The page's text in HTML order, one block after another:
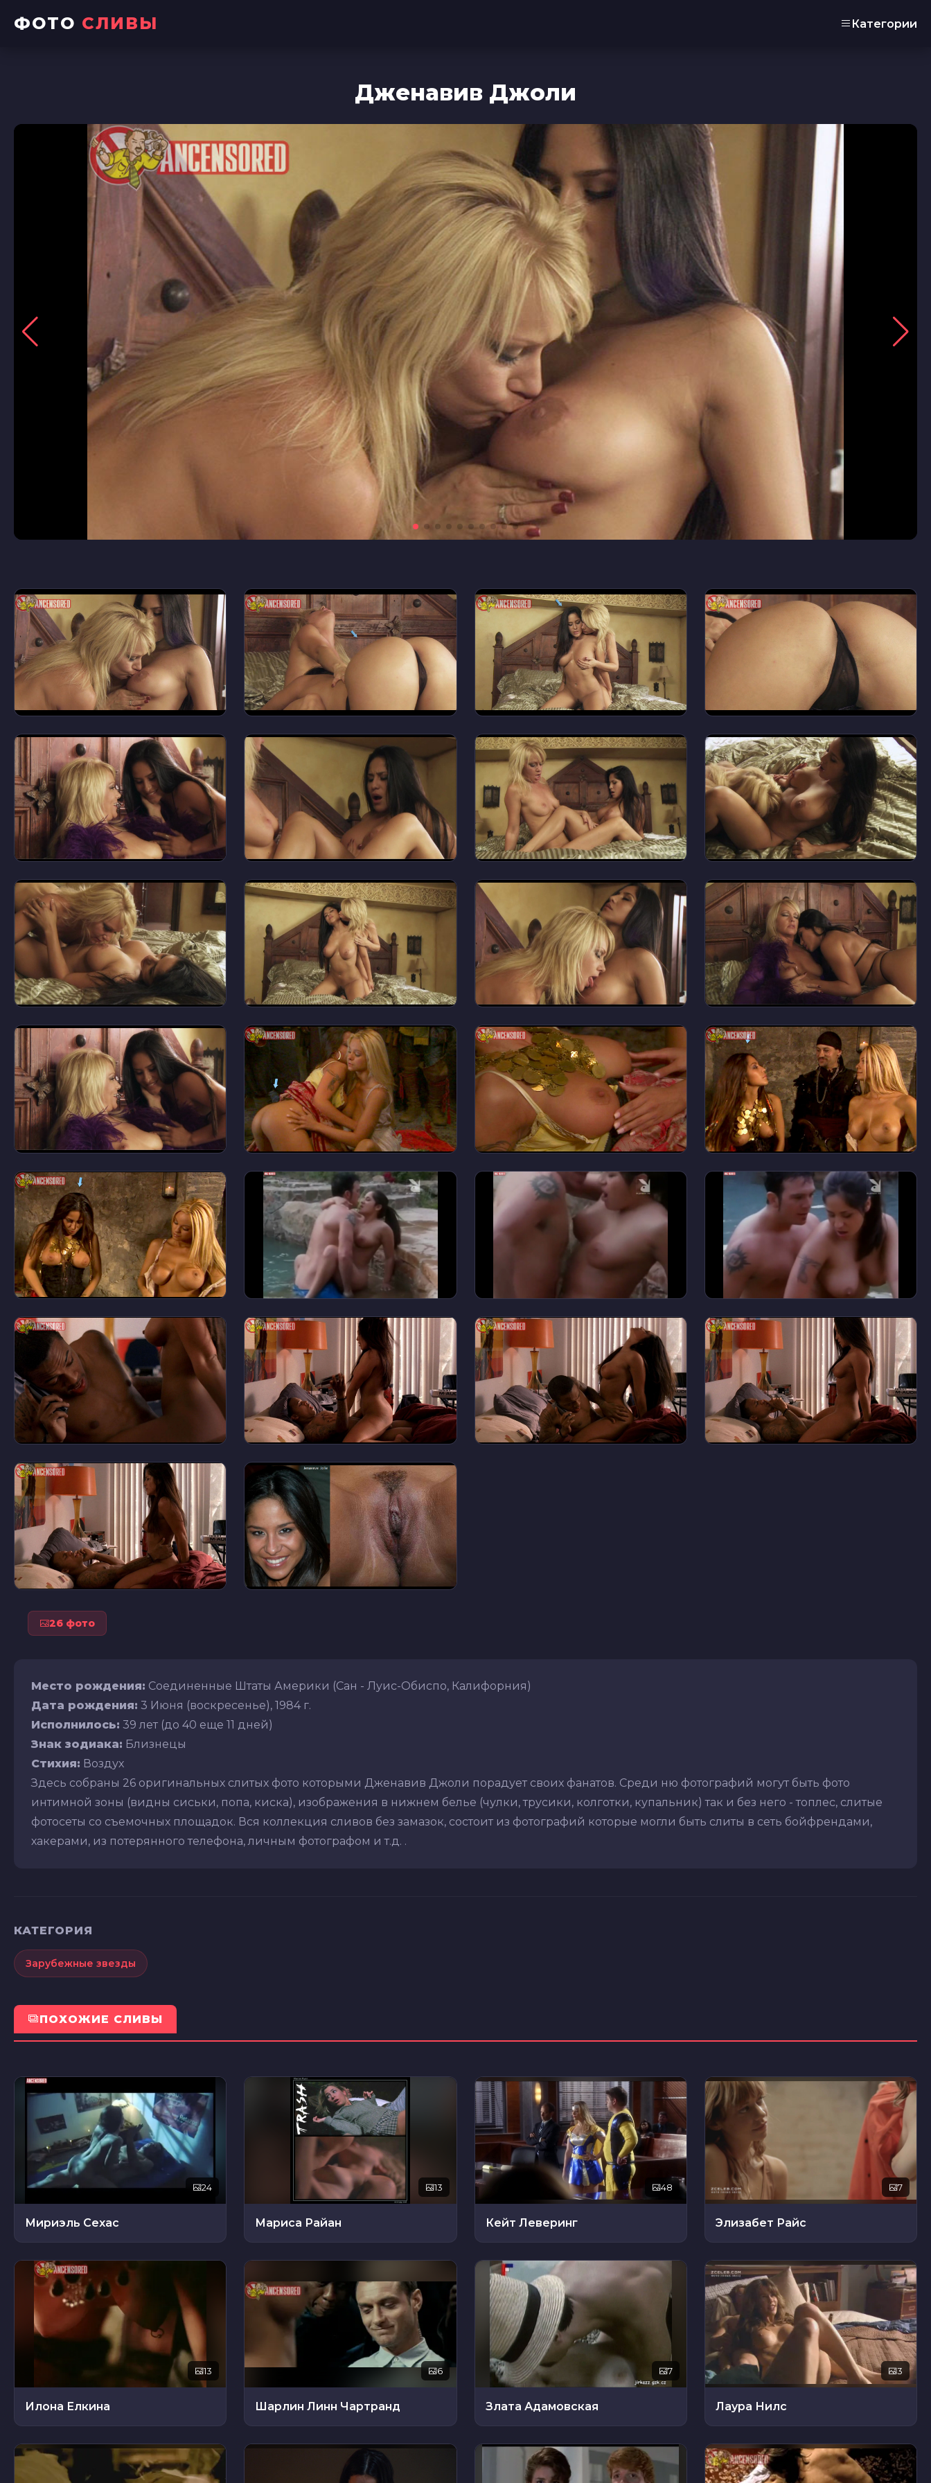
ФОТО СЛИВЫ Категории
Дженавив Джоли
26 фото
Место рождения: Соединенные Штаты Америки (Сан - Луис-Обиспо, Калифорния)
Дата рождения: 3 Июня (воскресенье), 1984 г.
Исполнилось: 39 лет (до 40 еще 11 дней)
Знак зодиака: Близнецы
Стихия: Воздух
Здесь собраны 26 оригинальных слитых фото которыми Дженавив Джоли порадует своих фанатов. Среди ню фотографий могут быть фото
интимной зоны (видны сиськи, попа, киска), изображения в нижнем белье (чулки, трусики, колготки, купальник) так и без него - топлес, слитые
фотосеты со съемочных площадок. Вся коллекция сливов без замазок, состоит из фотографий которые могли быть слиты в сеть бойфрендами,
хакерами, из потерянного телефона, личным фотографом и т.д. .
КАТЕГОРИЯ
Зарубежные звезды
ПОХОЖИЕ СЛИВЫ
24
Мириэль Сехас
13
Мариса Райан
48
Кейт Леверинг
7
Элизабет Райс
13
Илона Елкина
6
Шарлин Линн Чартранд
7
Злата Адамовская
3
Лаура Нилс